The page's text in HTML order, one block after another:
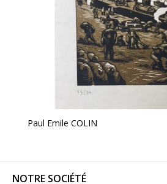
Paul Emile COLIN
NOTRE SOCIÉTÉ